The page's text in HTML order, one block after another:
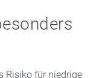
Risiko für niedrige